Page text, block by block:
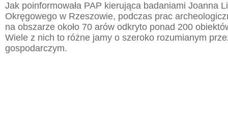
Jak poinformowała PAP kierująca badaniami Joanna
Okręgowego w Rzeszowie, podczas prac
na obszarze około 70 arów odkryto ponad 200
Wiele z nich to różne jamy o szeroko rozumianym
gospodarczym.